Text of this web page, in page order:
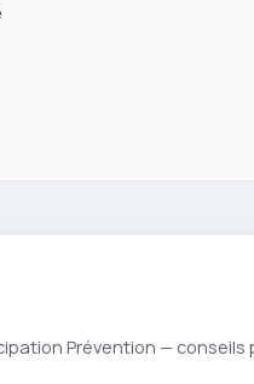
Prévention —